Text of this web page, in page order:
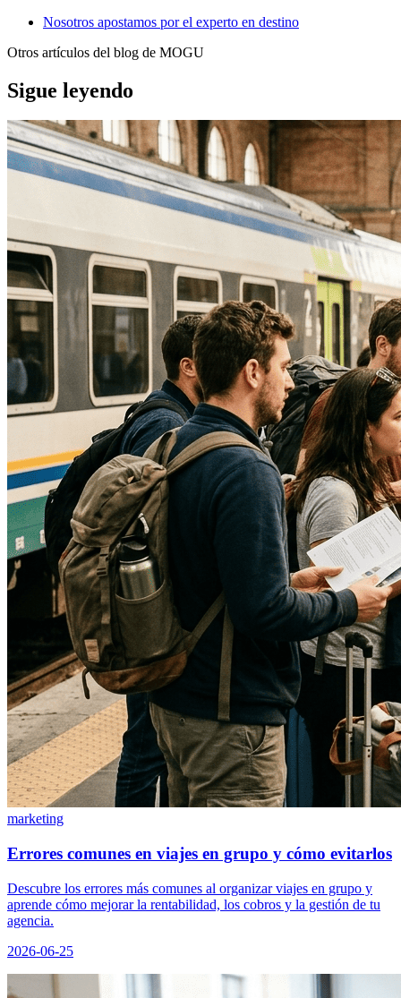
Nosotros apostamos por el experto en destino
Otros artículos del blog de MOGU
Sigue leyendo
marketing
Errores comunes en viajes en grupo y cómo evitarlos
Descubre los errores más comunes al organizar viajes en grupo y
aprende cómo mejorar la rentabilidad, los cobros y la gestión de tu
agencia.
2026-06-25